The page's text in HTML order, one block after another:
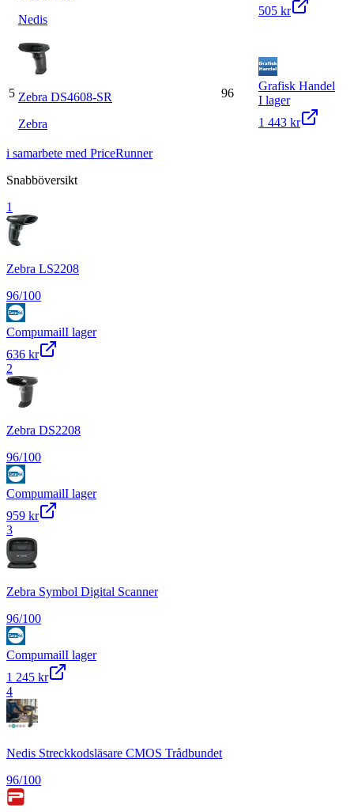
Nedis
505 kr
5 Zebra DS4608-SR
Zebra
96
Grafisk Handel
I lager
1 443 kr
i samarbete med PriceRunner
Snabböversikt
1
Zebra LS2208
96/100
CompumailI lager
636 kr
2
Zebra DS2208
96/100
CompumailI lager
959 kr
3
Zebra Symbol Digital Scanner
96/100
CompumailI lager
1 245 kr
4
Nedis Streckkodsläsare CMOS Trådbundet
96/100